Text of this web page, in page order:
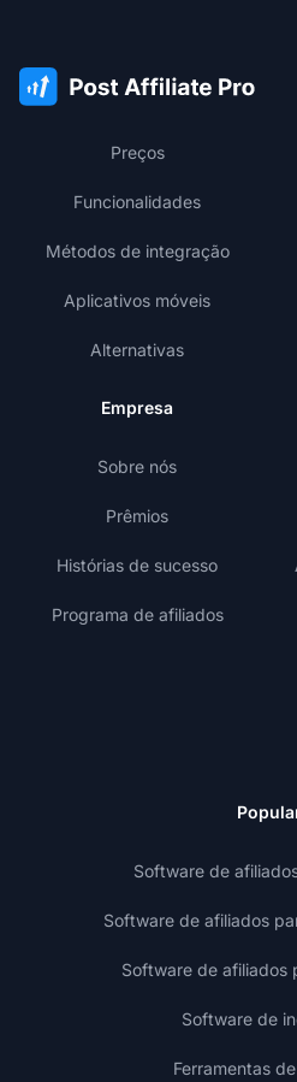
Preços
Funcionalidades
Métodos de integração
Aplicativos móveis
Alternativas
Empresa
Sobre nós
Prêmios
Histórias de sucesso
Programa de afiliados
Software de
Software de afiliados
Software de afiliados
Software de
Ferramentas